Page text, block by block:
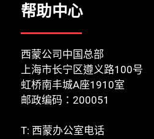
帮助中心
西蒙公司中国总部
上海市长宁区遵义路100号
虹桥南丰城A座1910室
邮政编码：200051
T: 西蒙办公室电话